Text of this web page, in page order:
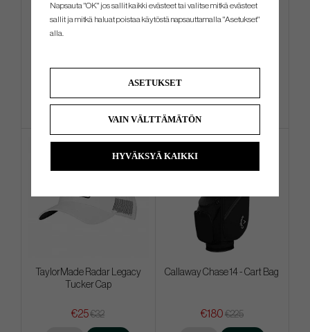
Ping PLD Milled AS Oslo C
Callaway Chrome Tour 2026
TaylorMade Radar Legacy
Tucker Cap
€25€32
Callaway Chase 14 - Cart Bag
€180 €225
Napsauta "OK" jos sallit kaikki evästeet tai valitse mitkä evästeet
sallit ja mitkä haluat poistaa käytöstä napsauttamalla "Asetukset"
alla.
ASETUKSET
VAIN VÄLTTÄMÄTÖN
HYVÄKSYÄ KAIKKI